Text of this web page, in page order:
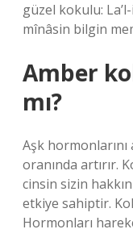
güzel kokulu:
mînâsin bilgin
Amber
mı?
Aşk hormonlarını
oranında artırır.
cinsin sizin
etkiye sahiptir.
Hormonları